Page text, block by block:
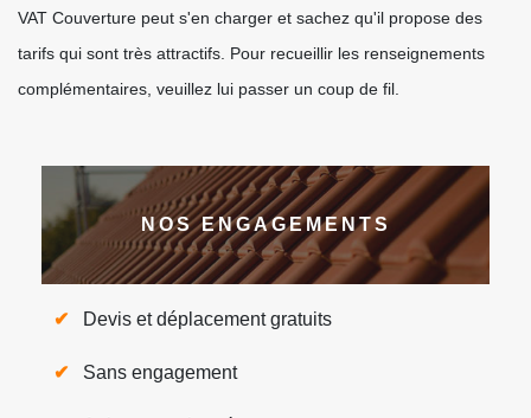
VAT Couverture peut s'en charger et sachez qu'il propose des
tarifs qui sont très attractifs. Pour recueillir les renseignements
complémentaires, veuillez lui passer un coup de fil.
NOS ENGAGEMENTS
Devis et déplacement gratuits
Sans engagement